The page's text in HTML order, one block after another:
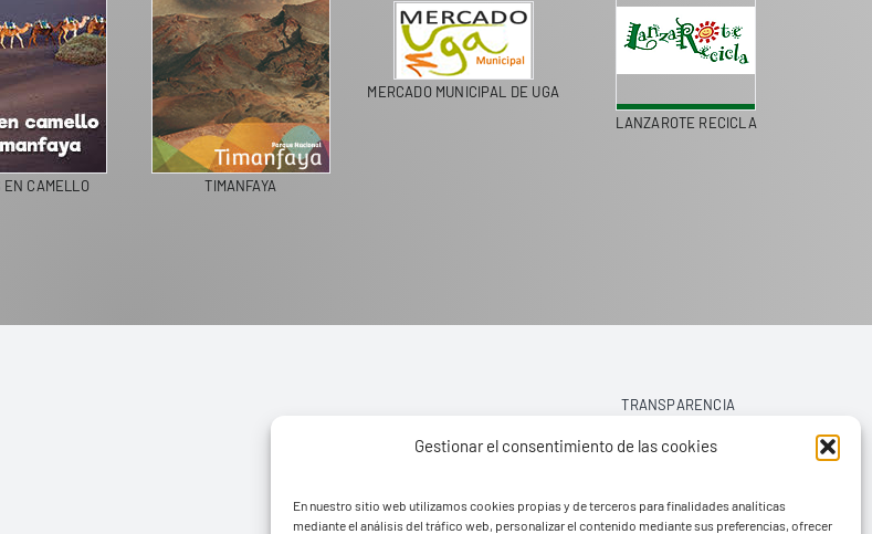
Gestionar el consentimiento de las cookies
En nuestro sitio web utilizamos cookies propias y de terceros para finalidades analíticas
mediante el análisis del tráfico web, personalizar el contenido mediante sus preferencias, ofrecer
PASEOS EN CAMELLO
MERCADO MUNICIPAL DE UGA
LANZAROTE
TRANSPARENCIA
AVISO LEGAL
POLÍTICA DE PRIVACIDAD